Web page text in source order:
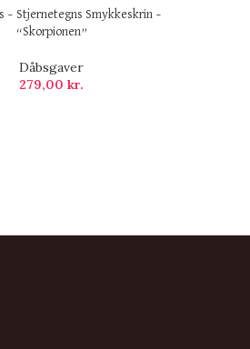
– Stjernetegns Smykkeskrin –
“Skorpionen”
Dåbsgaver
279,00kr.